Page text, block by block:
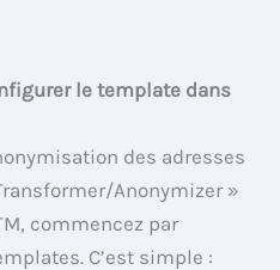
le template dans
des adresses
Anonymizer »
commencez par
C’est simple :